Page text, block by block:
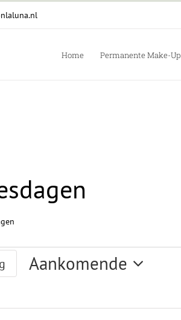
Home Permanente Make-Up
Aankomende